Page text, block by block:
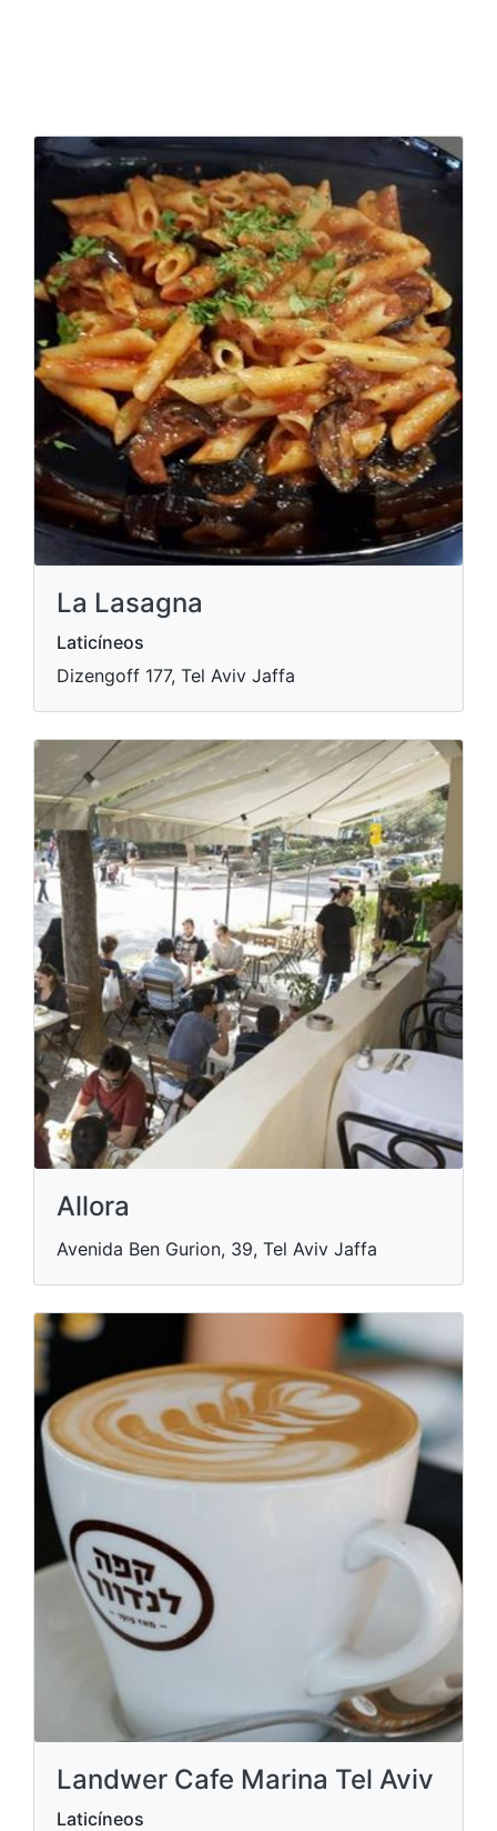
La Lasagna
Laticíneos
Dizengoff 177, Tel Aviv Jaffa
Allora
Avenida Ben Gurion, 39, Tel Aviv Jaffa
Landwer Cafe Marina Tel Aviv
Laticíneos